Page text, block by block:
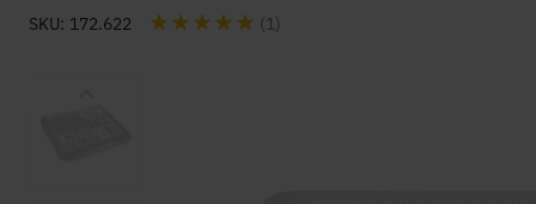
SKU 172.622 Bewertung: (1)